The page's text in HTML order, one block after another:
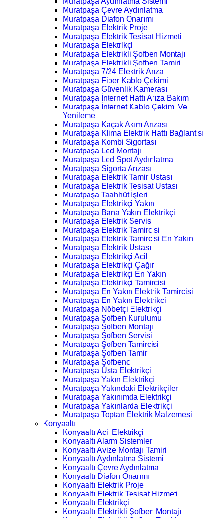
Muratpaşa Çevre Aydınlatma
Muratpaşa Diafon Onarımı
Muratpaşa Elektrik Proje
Muratpaşa Elektrik Tesisat Hizmeti
Muratpaşa Elektrikçi
Muratpaşa Elektrikli Şofben Montajı
Muratpaşa Elektrikli Şofben Tamiri
Muratpaşa 7/24 Elektrik Arıza
Muratpaşa Fiber Kablo Çekimi
Muratpaşa Güvenlik Kamerası
Muratpaşa İnternet Hattı Arıza Bakım
Muratpaşa İnternet Kablo Çekimi Ve
Yenileme
Muratpaşa Kaçak Akım Arızası
Muratpaşa Klima Elektrik Hattı Bağlantısı
Muratpaşa Kombi Sigortası
Muratpaşa Led Montajı
Muratpaşa Led Spot Aydınlatma
Muratpaşa Sigorta Arızası
Muratpaşa Elektrik Tamir Ustası
Muratpaşa Elektrik Tesisat Ustası
Muratpaşa Taahhüt İşleri
Muratpaşa Elektrikçi Yakın
Muratpaşa Bana Yakın Elektrikçi
Muratpaşa Elektrik Servis
Muratpaşa Elektrik Tamircisi
Muratpaşa Elektrik Tamircisi En Yakın
Muratpaşa Elektrik Ustası
Muratpaşa Elektrikçi Acil
Muratpaşa Elektrikçi Çağır
Muratpaşa Elektrikçi En Yakın
Muratpaşa Elektrikçi Tamircisi
Muratpaşa En Yakın Elektrik Tamircisi
Muratpaşa En Yakın Elektrikci
Muratpaşa Nöbetçi Elektrikçi
Muratpaşa Şofben Kurulumu
Muratpaşa Şofben Montajı
Muratpaşa Şofben Servisi
Muratpaşa Şofben Tamircisi
Muratpaşa Şofben Tamir
Muratpaşa Şofbenci
Muratpaşa Usta Elektrikçi
Muratpaşa Yakın Elektrikçi
Muratpaşa Yakındaki Elektrikçiler
Muratpaşa Yakınımda Elektrikçi
Muratpaşa Yakınlarda Elektrikçi
Muratpaşa Toptan Elektrik Malzemesi
Konyaaltı
Konyaaltı Acil Elektrikçi
Konyaaltı Alarm Sistemleri
Konyaaltı Avize Montajı Tamiri
Konyaaltı Aydınlatma Sistemi
Konyaaltı Çevre Aydınlatma
Konyaaltı Diafon Onarımı
Konyaaltı Elektrik Proje
Konyaaltı Elektrik Tesisat Hizmeti
Konyaaltı Elektrikçi
Konyaaltı Elektrikli Şofben Montajı